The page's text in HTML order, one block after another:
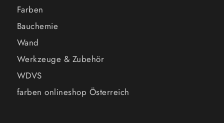
Farben
Bauchemie
Wand
Werkzeuge & Zubehör
WDVS
farben onlineshop Österreich